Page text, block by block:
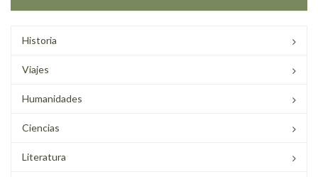
Historia
Viajes
Humanidades
Ciencias
Literatura